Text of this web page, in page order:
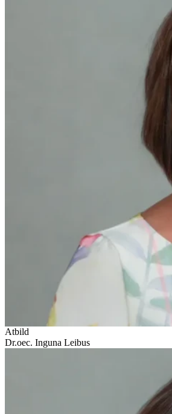
Atbild
Dr.oec. Inguna Leibus